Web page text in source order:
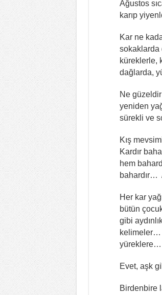
Ağustos
karıp
Kar ne
sokaklarda
küreklerle,
dağlarda,
Ne
yeniden
sürekli ve
Kış
Kardır
hem
Her kar
bütün
gibi
kelimeler…
Evet, aşk
Birdenbire